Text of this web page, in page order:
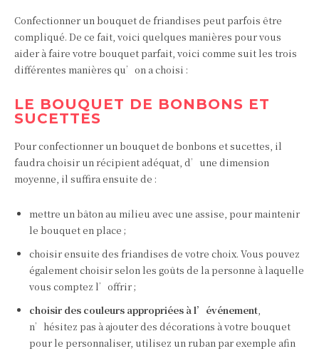
Confectionner un bouquet de friandises peut parfois être
compliqué. De ce fait, voici quelques manières pour vous
aider à faire votre bouquet parfait, voici comme suit les trois
différentes manières qu’on a choisi :
LE BOUQUET DE BONBONS ET
SUCETTES
Pour confectionner un bouquet de bonbons et sucettes, il
faudra choisir un récipient adéquat, d’une dimension
moyenne, il suffira ensuite de :
mettre un bâton au milieu avec une assise, pour maintenir
le bouquet en place ;
choisir ensuite des friandises de votre choix. Vous pouvez
également choisir selon les goûts de la personne à laquelle
vous comptez l’offrir ;
choisir des couleurs appropriées àl’événement,
n’hésitez pas à ajouter des décorations à votre bouquet
pour le personnaliser, utilisez un ruban par exemple afin